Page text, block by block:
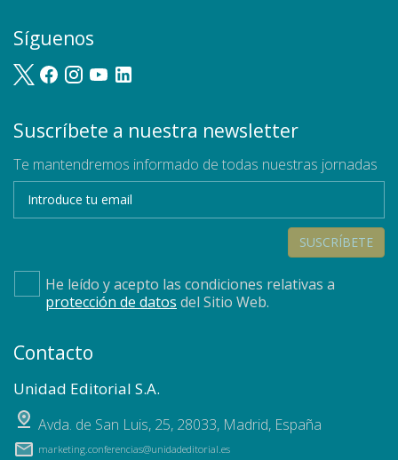
Síguenos
Suscríbete a nuestra newsletter
Te mantendremos informado de todas nuestras jornadas
SUSCRÍBETE
He leído y acepto las condiciones relativas a
protección de datos del Sitio Web.
Contacto
Unidad Editorial S.A.
Avda. de San Luis, 25, 28033, Madrid, España
marketing.conferencias@unidadeditorial.es